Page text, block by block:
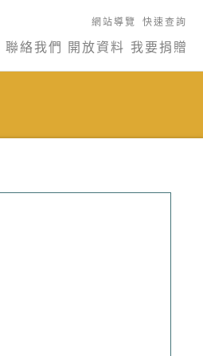
網站導覽 快速查詢
聯絡我們 開放資料 我要捐贈